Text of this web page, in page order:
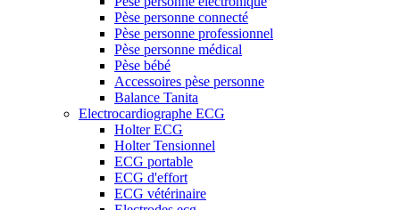
Pèse personne connecté
Pèse personne professionnel
Pèse personne médical
Pèse bébé
Accessoires pèse personne
Balance Tanita
Electrocardiographe ECG
Holter ECG
Holter Tensionnel
ECG portable
ECG d'effort
ECG vétérinaire